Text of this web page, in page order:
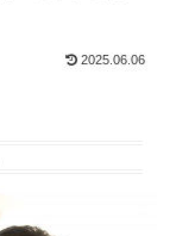
2025.06.06